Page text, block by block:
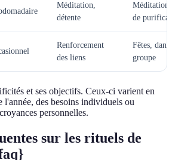
Méditation,
détente
de
Renforcement
des liens
Fêtes,
groupe
et ses objectifs. Ceux-ci varient en
l'année, des besoins individuels ou
personnelles.
sur les rituels de